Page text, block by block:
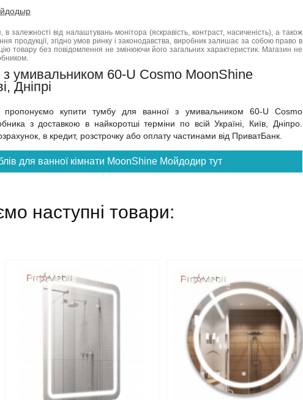
в залежності від налаштувань монітора (яскравість, контраст, насиченість), а також
продукції, згідно умов ринку і законодавства, виробник залишає за собою право в
товару без повідомлення не змінюючи його загальних характеристик. Магазин не
з умивальником 60-U Cosmo MoonShine
Дніпрі
пропонуємо купити тумбу для ванної з умивальником 60-U Cosmo
з доставкою в найкоротші терміни по всій Україні, Київ, Дніпро.
в кредит, розстрочку або оплату частинами від ПриватБанк.
для ванної кімнати MoonShine Мойдодир тут
наступні товари: